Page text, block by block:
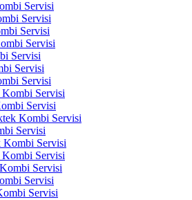
Servisi
Servisi
Servisi
Servisi
Servisi
Servisi
Servisi
Kombi Servisi
Servisi
Kombi Servisi
Servisi
Kombi Servisi
Servisi
Servisi
Servisi
Servisi